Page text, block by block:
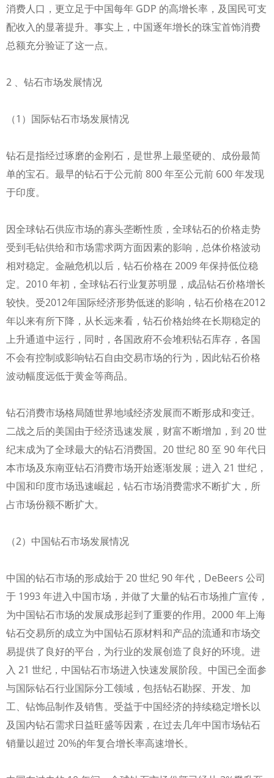
消费人口，更立足于中国每年 GDP 的高增长率，及国民可支
配收入的显著提升。事实上，中国逐年增长的珠宝首饰消费
总额充分验证了这一点。
2 、钻石市场发展情况
（1）国际钻石市场发展情况
钻石是指经过琢磨的金刚石，是世界上最坚硬的、成份最简
单的宝石。最早的钻石于公元前 800 年至公元前 600 年发现
于印度。
因全球钻石供应市场的寡头垄断性质，全球钻石的价格走势
受到毛钻供给和市场需求两方面因素的影响，总体价格波动
相对稳定。金融危机以后，钻石价格在 2009 年保持低位稳
定。2010 年初，全球钻石行业复苏明显，成品钻石价格增长
较快。受2012年国际经济形势低迷的影响，钻石价格在2012
年以来有所下降，从长远来看，钻石价格始终在长期稳定的
上升通道中运行，同时，各国政府不会堆积钻石库存，各国
不会有控制或影响钻石自由交易市场的行为，因此钻石价格
波动幅度远低于黄金等商品。
钻石消费市场格局随世界地域经济发展而不断形成和变迁。
二战之后的美国由于经济迅速发展，财富不断增加，到 20 世
纪末成为了全球最大的钻石消费国。20 世纪 80 至 90 年代日
本市场及东南亚钻石消费市场开始逐渐发展；进入 21 世纪，
中国和印度市场迅速崛起，钻石市场消费需求不断扩大，所
占市场份额不断扩大。
（2）中国钻石市场发展情况
中国的钻石市场的形成始于 20 世纪 90 年代，DeBeers 公司
于 1993 年进入中国市场，并做了大量的钻石市场推广宣传，
为中国钻石市场的发展成形起到了重要的作用。2000 年上海
钻石交易所的成立为中国钻石原材料和产品的流通和市场交
易提供了良好的平台，为行业的发展创造了良好的环境。进
入 21 世纪，中国钻石市场进入快速发展阶段。中国已全面参
与国际钻石行业国际分工领域，包括钻石勘探、开发、加
工、钻饰品制作及销售。受益于中国经济的持续稳定增长以
及国内钻石需求日益旺盛等因素，在过去几年中国市场钻石
销量以超过 20%的年复合增长率高速增长。